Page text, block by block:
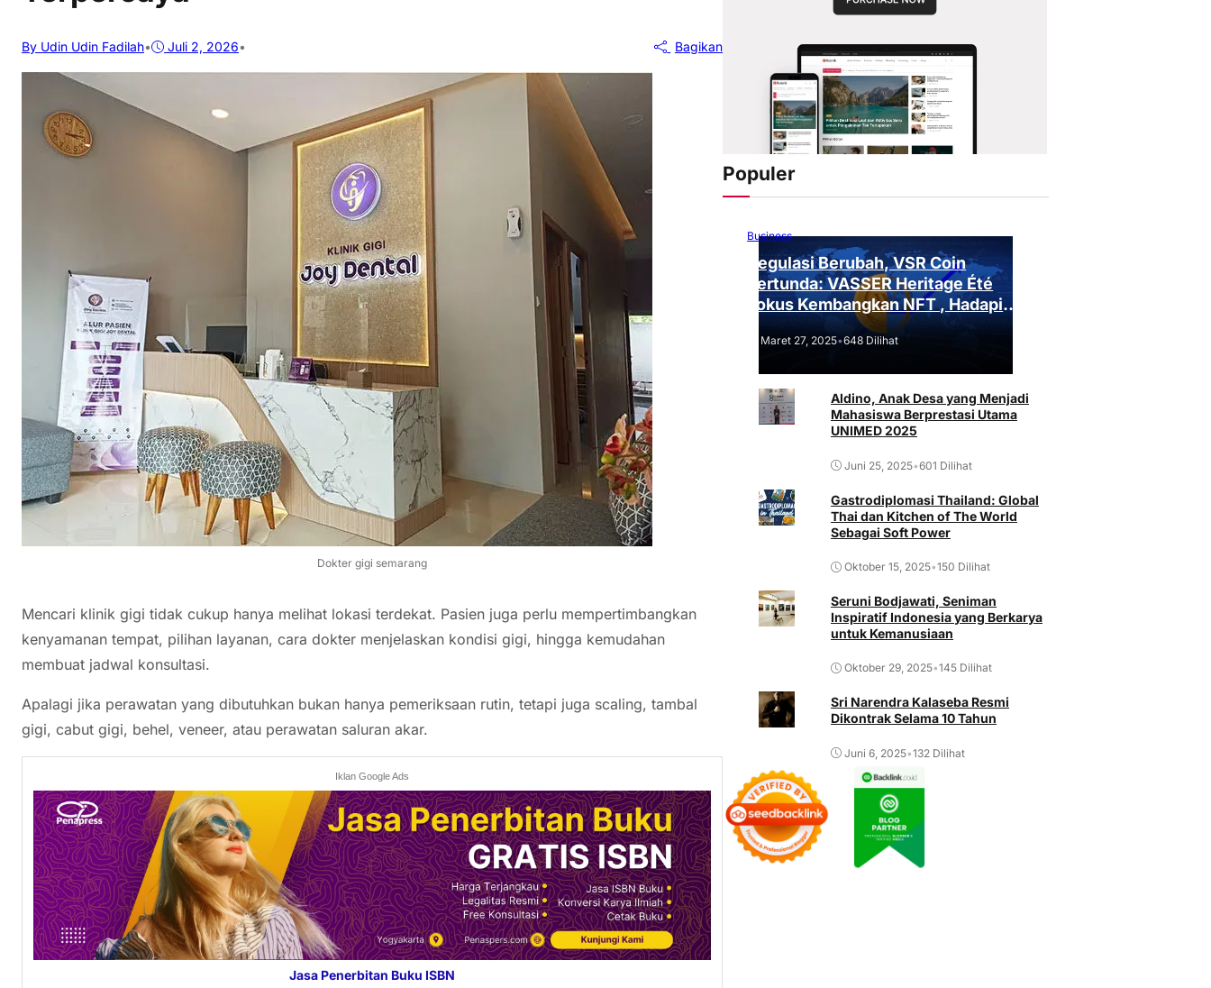
By Udin Udin Fadilah• Juli 2, 2026• Bagikan
Dokter gigi semarang
Mencari klinik gigi tidak cukup hanya melihat lokasi terdekat. Pasien juga perlu mempertimbangkan
kenyamanan tempat, pilihan layanan, cara dokter menjelaskan kondisi gigi, hingga kemudahan
membuat jadwal konsultasi.
Apalagi jika perawatan yang dibutuhkan bukan hanya pemeriksaan rutin, tetapi juga scaling, tambal
gigi, cabut gigi, behel, veneer, atau perawatan saluran akar.
Iklan Google Ads
Jasa Penerbitan Buku ISBN
Populer
Business
Regulasi Berubah, VSR Coin
Tertunda: VASSER Heritage Été
Fokus Kembangkan NFT , Hadapi
Tantangan Regulasi!
Maret 27, 2025•648 Dilihat
Aldino, Anak Desa yang Menjadi
Mahasiswa Berprestasi Utama
UNIMED 2025
Juni 25, 2025•601 Dilihat
Gastrodiplomasi Thailand: Global
Thai dan Kitchen of The World
Sebagai Soft Power
Oktober 15, 2025•150 Dilihat
Seruni Bodjawati, Seniman
Inspiratif Indonesia yang Berkarya
untuk Kemanusiaan
Oktober 29, 2025•145 Dilihat
Sri Narendra Kalaseba Resmi
Dikontrak Selama 10 Tahun
Juni 6, 2025•132 Dilihat